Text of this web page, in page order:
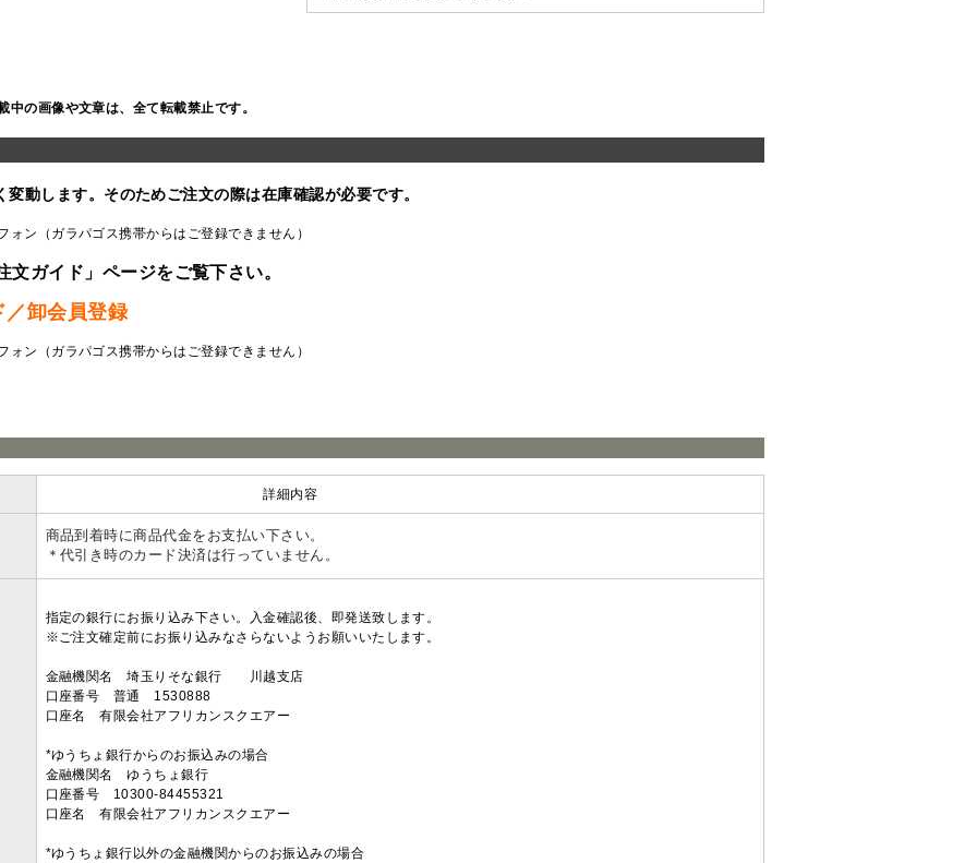
中の画像や文章は、全て転載禁止です。
動します。そのためご注文の際は在庫確認が必要です。
ン（ガラパゴス携帯からはご登録できません）
ガイド」ページをご覧下さい。
／卸会員登録
ン（ガラパゴス携帯からはご登録できません）
詳細内容
商品到着時に商品代金をお支払い下さい。
＊代引き時のカード決済は行っていません。
指定の銀行にお振り込み下さい。入金確認後、即発送致します。
※ご注文確定前にお振り込みなさらないようお願いいたします。
金融機関名 埼玉りそな銀行 川越支店
口座番号 普通 1530888
口座名 有限会社アフリカンスクエアー
*ゆうちょ銀行からのお振込みの場合
金融機関名 ゆうちょ銀行
口座番号 10300-84455321
口座名 有限会社アフリカンスクエアー
*ゆうちょ銀行以外の金融機関からのお振込みの場合